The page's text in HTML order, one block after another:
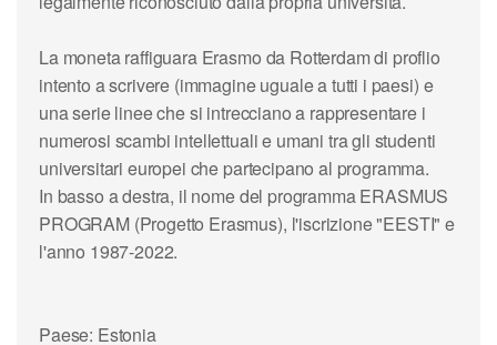
La moneta raffiguara Erasmo da Rotterdam di proflio
intento a scrivere (immagine uguale a tutti i paesi) e
una serie linee che si intrecciano a rappresentare i
numerosi scambi intellettuali e umani tra gli studenti
universitari europei che partecipano al programma.
In basso a destra, il nome del programma ERASMUS
PROGRAM (Progetto Erasmus), l'iscrizione "EESTI" e
l'anno 1987-2022.
Paese: Estonia